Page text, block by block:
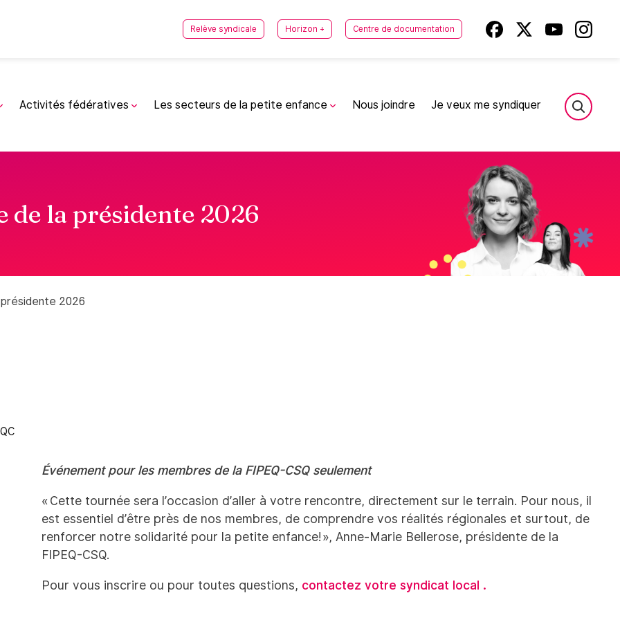
Relève syndicale Horizon + Centre de documentation
Activités fédératives Les secteurs de la petite enfance Nous joindre Je veux me syndiquer
la présidente 2026
2026
Événement pour les membres de la FIPEQ-CSQ seulement
« Cette tournée sera l’occasion d’aller à votre rencontre, directement sur le terrain. Pour nous, il
est essentiel d’être près de nos membres, de comprendre vos réalités régionales et surtout, de
renforcer notre solidarité pour la petite enfance! », Anne-Marie Bellerose, présidente de la
FIPEQ-CSQ.
Pour vous inscrire ou pour toutes questions, contactez votre syndicat local .